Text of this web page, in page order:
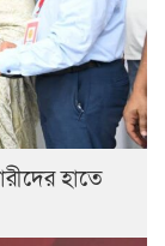
হাতে